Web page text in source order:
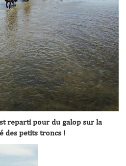
reparti pour du galop sur la
des petits troncs !